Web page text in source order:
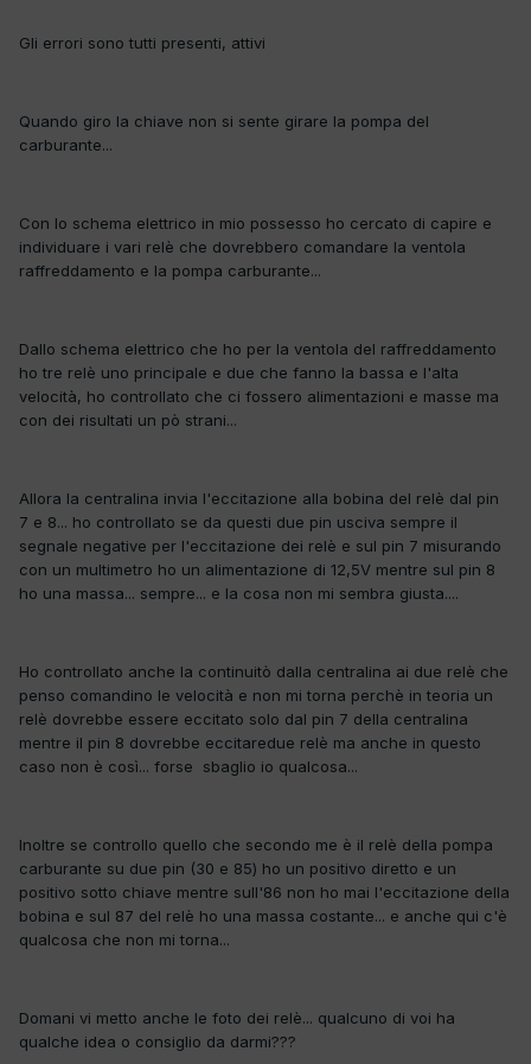
Gli errori sono tutti presenti, attivi
Quando giro la chiave non si sente girare la pompa del
carburante...
Con lo schema elettrico in mio possesso ho cercato di capire e
individuare i vari relè che dovrebbero comandare la ventola
raffreddamento e la pompa carburante...
Dallo schema elettrico che ho per la ventola del raffreddamento
ho tre relè uno principale e due che fanno la bassa e l'alta
velocità, ho controllato che ci fossero alimentazioni e masse ma
con dei risultati un pò strani...
Allora la centralina invia l'eccitazione alla bobina del relè dal pin
7 e 8... ho controllato se da questi due pin usciva sempre il
segnale negative per l'eccitazione dei relè e sul pin 7 misurando
con un multimetro ho un alimentazione di 12,5V mentre sul pin 8
ho una massa... sempre... e la cosa non mi sembra giusta....
Ho controllato anche la continuitò dalla centralina ai due relè che
penso comandino le velocità e non mi torna perchè in teoria un
relè dovrebbe essere eccitato solo dal pin 7 della centralina
mentre il pin 8 dovrebbe eccitaredue relè ma anche in questo
caso non è così... forse sbaglio io qualcosa...
Inoltre se controllo quello che secondo me è il relè della pompa
carburante su due pin (30 e 85) ho un positivo diretto e un
positivo sotto chiave mentre sull'86 non ho mai l'eccitazione della
bobina e sul 87 del relè ho una massa costante... e anche qui c'è
qualcosa che non mi torna...
Domani vi metto anche le foto dei relè... qualcuno di voi ha
qualche idea o consiglio da darmi???